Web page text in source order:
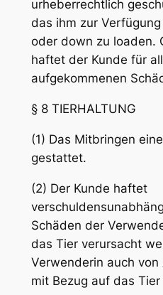
urheberrechtlich
das ihm zur
oder down zu loaden.
haftet der Kunde für
aufgekommenen
§ 8 TIERHALTUNG
(1) Das Mitbringen
gestattet.
(2) Der Kunde haftet
Schäden der
das Tier verursacht
Verwenderin auch
mit Bezug auf das Tier